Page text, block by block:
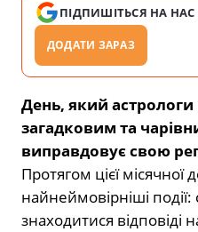
ПІДПИШІТЬСЯ НА НАС
ДОДАТИ ЗАРАЗ
День, який
загадковим та
виправдовує свою
Протягом цієї
найнеймовірніші
знаходитися відповіді